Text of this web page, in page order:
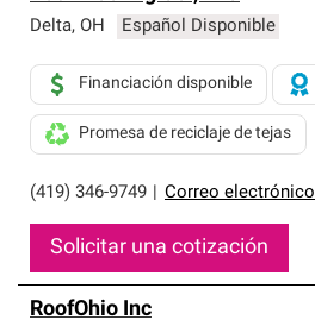
Delta, OH Español Disponible
(419) 346-9749 Correo electrónico
Financiación disponible
Promesa de reciclaje de tejas
Solicitar una cotización
RoofOhio Inc